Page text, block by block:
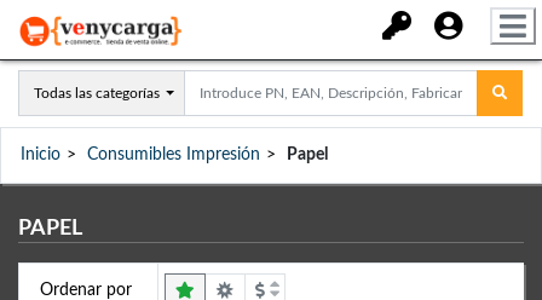
Todas las categorías
Inicio Consumibles Impresión Papel
PAPEL
Ordenar por